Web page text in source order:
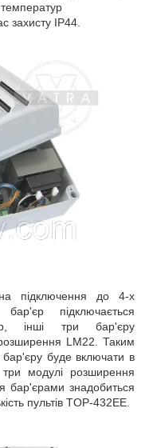
захисту IP44.
підключення до 4-х
підключається
інші три бар'єру
LM22. Таким
буде включати в
модулі розширення
бар'єрами знадобиться
пультів TOP-432EE.